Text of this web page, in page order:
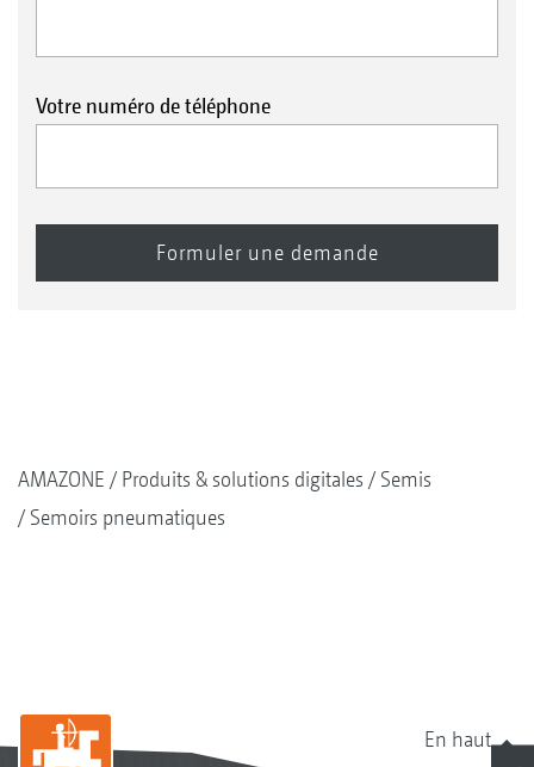
Votre numéro de téléphone
AMAZONE Produits & solutions digitales
Semis
Semoirs pneumatiques
En haut